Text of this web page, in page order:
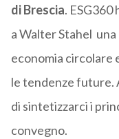
di Brescia.
a Walter Stahel
economia circolare
le tendenze future.
di sintetizzarci i
convegno.